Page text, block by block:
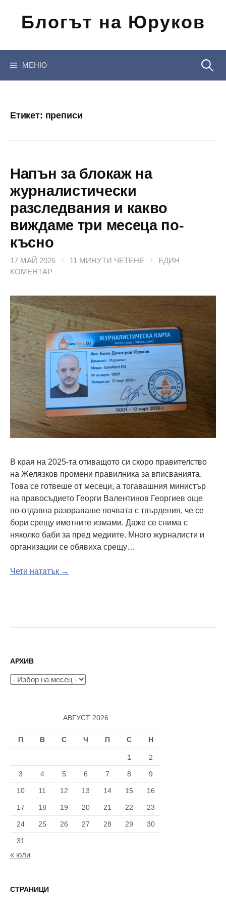
съдържанието
Блогът на Юруков
МЕНЮ
Етикет: преписи
Напън за блокаж на
журналистически
разследвания и какво
виждаме три месеца по-
късно
17 МАЙ 2026 / 11 МИНУТИ ЧЕТЕНЕ /
ЕДИН
КОМЕНТАР
В края на 2025-та отиващото си скоро правителство
на Желязков промени правилника за вписванията.
Това се готвеше от месеци, а тогавашния министър
на правосъдието Георги Валентинов Георгиев още
по-отдавна разораваше почвата с твърдения, че се
бори срещу имотните измами. Даже се снима с
няколко баби за пред медиите. Много журналисти и
организации се обявиха срещу…
Чети нататък →
АРХИВ
Архив
АВГУСТ 2026
П В С Ч П С Н
1 2
3 4 5 6 7 8 9
10 11 12 13 14 15 16
17 18 19 20 21 22 23
24 25 26 27 28 29 30
31
« юли
СТРАНИЦИ